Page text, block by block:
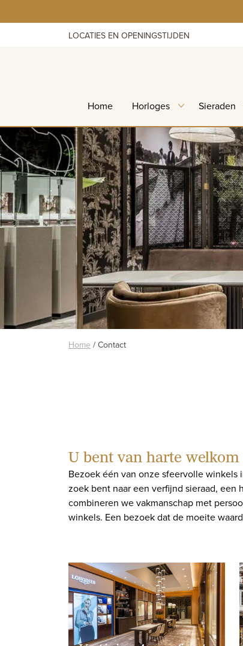
to
LOCATIES EN OPENINGSTIJDEN
Home Horloges Sieraden
Home / Contact
U bent van harte
Bezoek één van onze sfeervolle
zoek bent naar een verfijnd sieraad, een
combineren we vakmanschap met
winkels. Een bezoek dat de moeite